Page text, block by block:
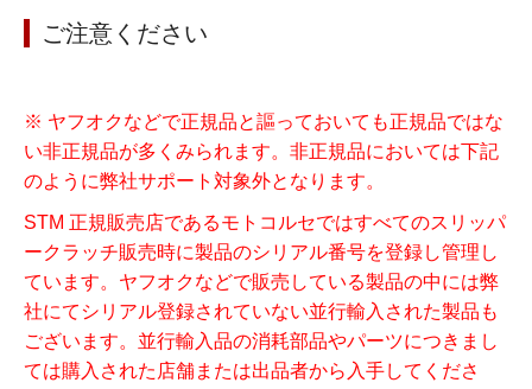
ご注意ください
※ ヤフオクなどで正規品と謳っておいても正規品ではな
い非正規品が多くみられます。非正規品においては下記
のように弊社サポート対象外となります。
STM 正規販売店であるモトコルセではすべてのスリッパ
ークラッチ販売時に製品のシリアル番号を登録し管理し
ています。ヤフオクなどで販売している製品の中には弊
社にてシリアル登録されていない並行輸入された製品も
ございます。並行輸入品の消耗部品やパーツにつきまし
ては購入された店舗または出品者から入手してくださ